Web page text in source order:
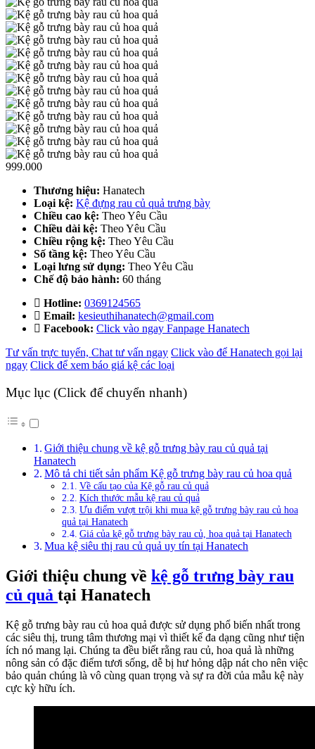
999.000
Thương hiệu: Hanatech
Loại kệ: Kệ đựng rau củ quả trưng bày
Chiều cao kệ: Theo Yêu Cầu
Chiều dài kệ: Theo Yêu Cầu
Chiều rộng kệ: Theo Yêu Cầu
Số tầng kệ: Theo Yêu Cầu
Loại lưng sử dụng: Theo Yêu Cầu
Chế độ bảo hành: 60 tháng
Hotline: 0369124565
Email: kesieuthihanatech@gmail.com
Facebook: Click vào ngay Fanpage Hanatech
Tư vấn trực tuyến, Chat tư vấn ngay Click vào để Hanatech gọi lại
ngay Click để xem báo giá kệ các loại
Mục lục (Click để chuyển nhanh)
Giới thiệu chung về kệ gỗ trưng bày rau củ quả tại
Hanatech
Mô tả chi tiết sản phẩm Kệ gỗ trưng bày rau củ hoa quả
Về cấu tạo của Kệ gỗ rau củ quả
Kích thước mẫu kệ rau củ quả
Ưu điểm vượt trội khi mua kệ gỗ trưng bày rau củ hoa
quả tại Hanatech
Giá của kệ gỗ trưng bày rau củ, hoa quả tại Hanatech
Mua kệ siêu thị rau củ quả uy tín tại Hanatech
Giới thiệu chung về kệ gỗ trưng bày rau
củ quả tại Hanatech
Kệ gỗ trưng bày rau củ hoa quả được sử dụng phổ biến nhất trong
các siêu thị, trung tâm thương mại vì thiết kế đa dạng cũng như tiện
ích nó mang lại. Chúng ta đều biết rằng rau củ, hoa quả là những
nông sản có đặc điểm tươi sống, dễ bị hư hỏng dập nát cho nên việc
bảo quản chúng là vô cùng quan trọng và sự ra đời của mẫu kệ này
cực kỳ hữu ích.